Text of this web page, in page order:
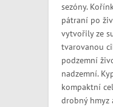
sezóny.
pátraní po
vytvořily ze
tvarovanou
podzemní
nadzemní.
kompaktní
drobný hmyz